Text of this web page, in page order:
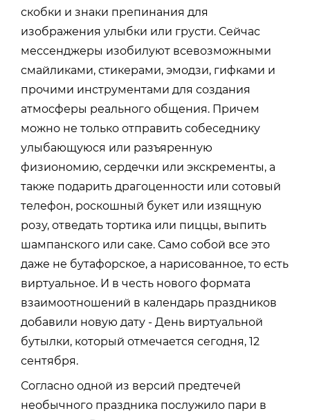
скобки и знаки препинания для
изображения улыбки или грусти. Сейчас
мессенджеры изобилуют всевозможными
смайликами, стикерами, эмодзи, гифками и
прочими инструментами для создания
атмосферы реального общения. Причем
можно не только отправить собеседнику
улыбающуюся или разъяренную
физиономию, сердечки или экскременты, а
также подарить драгоценности или сотовый
телефон, роскошный букет или изящную
розу, отведать тортика или пиццы, выпить
шампанского или саке. Само собой все это
даже не бутафорское, а нарисованное, то есть
виртуальное. И в честь нового формата
взаимоотношений в календарь праздников
добавили новую дату - День виртуальной
бутылки, который отмечается сегодня, 12
сентября.
Согласно одной из версий предтечей
необычного праздника послужило пари в